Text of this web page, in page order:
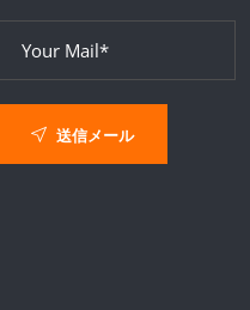
送信メール